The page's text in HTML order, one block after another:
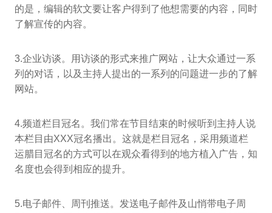
的是，编辑的软文要让客户得到了他想需要的内容，同时
了解宣传的内容。
3.企业访谈。用访谈的形式来推广网站，让大众通过一系
列的对话，以及主持人提出的一系列的问题进一步的了解
网站。
4.频道栏目冠名。我们常在节目结束的时候听到主持人说
本栏目由XXX冠名播出。这就是栏目冠名，采用频道栏
运腊目冠名的方式可以在观众看得到的地方植入广告，知
名度也会得到相应的提升。
5.电子邮件、周刊推送。发送电子邮件及山悄带电子周